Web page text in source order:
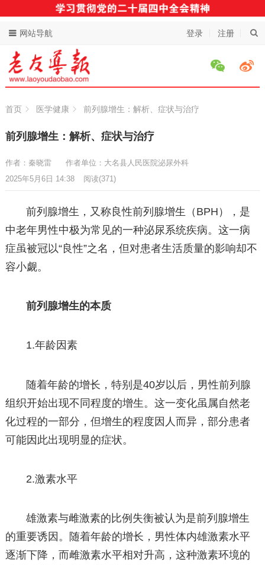
登录 注册
网站导航
首页 医学健康 前列腺增生：解析、症状与治疗
前列腺增生：解析、症状与治疗
作者：秦晓雷
作者单位：大名县人民医院泌尿外科
2025年5月6日 14:38
阅读(371)
前列腺增生，又称良性前列腺增生（BPH），是
中老年男性中极为常见的一种泌尿系统疾病。这一病
症虽被冠以“良性”之名，但对患者生活质量的影响却不
容小觑。
前列腺增生的本质
1.年龄因素
随着年龄的增长，特别是40岁以后，男性前列腺
组织开始出现不同程度的增生。这一变化虽属自然老
化过程的一部分，但增生的程度因人而异，部分患者
可能因此出现明显的症状。
2.激素水平
雄激素与雌激素的比例失衡被认为是前列腺增生
的重要诱因。随着年龄的增长，男性体内雄激素水平
逐渐下降，而雌激素水平相对升高，这种激素环境的